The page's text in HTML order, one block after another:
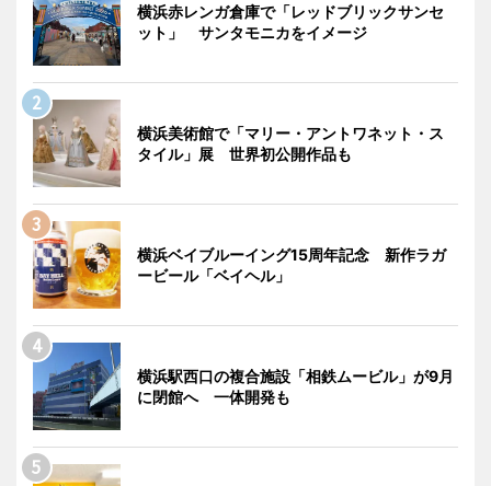
横浜赤レンガ倉庫で「レッドブリックサンセ
ット」 サンタモニカをイメージ
横浜美術館で「マリー・アントワネット・ス
タイル」展 世界初公開作品も
横浜ベイブルーイング15周年記念 新作ラガ
ービール「ベイヘル」
横浜駅西口の複合施設「相鉄ムービル」が9月
に閉館へ 一体開発も